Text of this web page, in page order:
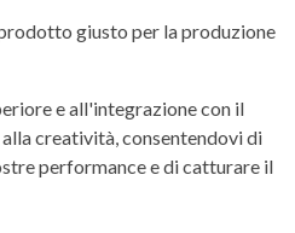
giusto per la produzione
e all'integrazione con il
creatività, consentendovi di
performance e di catturare il